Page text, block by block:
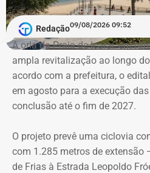
E as artes do bruxo vão mais
conexão. O arquiteto e
um sonho. Nele, caminham
Bentinho, olhando para os
aconteceu no passado. O
e se pergunta onde errou. Ao
interpretados por um tal Dr.
hesitará em levar o desavisado
compulsória. Na mente de
Redação09/08/2026 09:52
A orla da Praia de Icaraí, em
ampla revitalização ao longo
acordo com a prefeitura, o
em agosto para a execução
conclusão até o fim de 2027.
O projeto prevê uma ciclovia
com 1.285 metros de extensão
de Frias à Estrada Leopoldo